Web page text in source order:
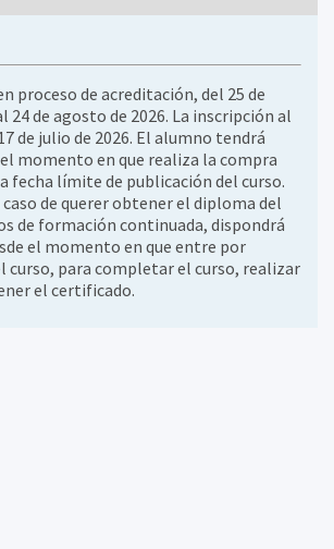
proceso de acreditación, del 25 de
24 de agosto de 2026. La inscripción al
de julio de 2026. El alumno tendrá
momento en que realiza la compra
fecha límite de publicación del curso.
de querer obtener el diploma del
de formación continuada, dispondrá
el momento en que entre por
curso, para completar el curso, realizar
el certificado.